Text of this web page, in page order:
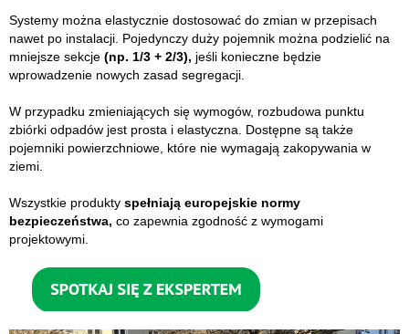
Systemy można elastycznie dostosować do zmian w przepisach
nawet po instalacji. Pojedynczy duży pojemnik można podzielić na
mniejsze sekcje(np. 1/3 + 2/3), jeśli konieczne będzie
wprowadzenie nowych zasad segregacji.
W przypadku zmieniających się wymogów, rozbudowa punktu
zbiórki odpadów jest prosta i elastyczna. Dostępne są także
pojemniki powierzchniowe, które nie wymagają zakopywania w
ziemi.
Wszystkie produktyspełniają europejskie normy
bezpieczeństwa,co zapewnia zgodność z wymogami
projektowymi.